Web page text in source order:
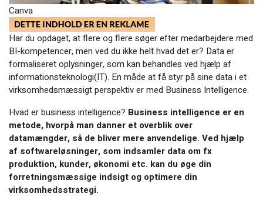
Canva
Har du opdaget, at flere og flere søger efter medarbejdere med
BI-kompetencer, men ved du ikke helt hvad det er? Data er
formaliseret oplysninger, som kan behandles ved hjælp af
informationsteknologi(IT). En måde at få styr på sine data i et
virksomhedsmæssigt perspektiv er med Business Intelligence.
Hvad er business intelligence? Business intelligence er en
metode, hvorpå man danner et overblik over
datamængder, så de bliver mere anvendelige. Ved hjælp
af softwareløsninger, som indsamler data om fx
produktion, kunder, økonomi etc. kan du øge din
forretningsmæssige indsigt og optimere din
virksomhedsstrategi.